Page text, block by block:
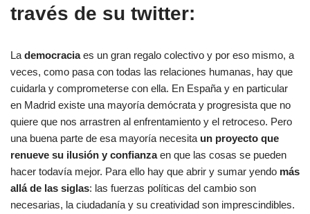
través de su twitter:
La democraciaes un gran regalo colectivo y por eso mismo, a
veces, como pasa con todas las relaciones humanas, hay que
cuidarla y comprometerse con ella. En España y en particular
en Madrid existe una mayoría demócrata y progresista que no
quiere que nos arrastren al enfrentamiento y el retroceso. Pero
una buena parte de esa mayoría necesita un proyecto que
renueve su ilusión y confianzaen que las cosas se pueden
hacer todavía mejor. Para ello hay que abrir y sumar yendo más
allá de las siglas: las fuerzas políticas del cambio son
necesarias, la ciudadanía y su creatividad son imprescindibles.